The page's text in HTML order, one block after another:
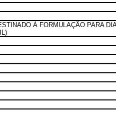
À FORMULAÇÃO PARA